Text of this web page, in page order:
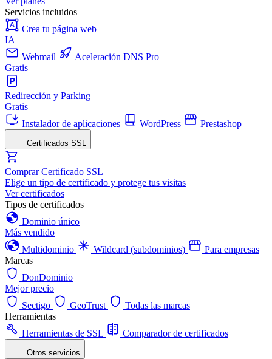
Servicios incluidos
Crea tu página web
IA
Webmail
Aceleración DNS Pro
Gratis
Redirección y Parking
Gratis
Instalador de aplicaciones
WordPress Prestashop
Certificados SSL
Comprar Certificado SSL
Elige un tipo de certificado y protege tus visitas
Ver certificados
Tipos de certificados
Dominio único
Más vendido
Multidominio
Wildcard (subdominios)
Para empresas
Marcas
DonDominio
Mejor precio
Sectigo
GeoTrust
Todas las marcas
Herramientas
Herramientas de SSL
Comparador de certificados
Otros servicios